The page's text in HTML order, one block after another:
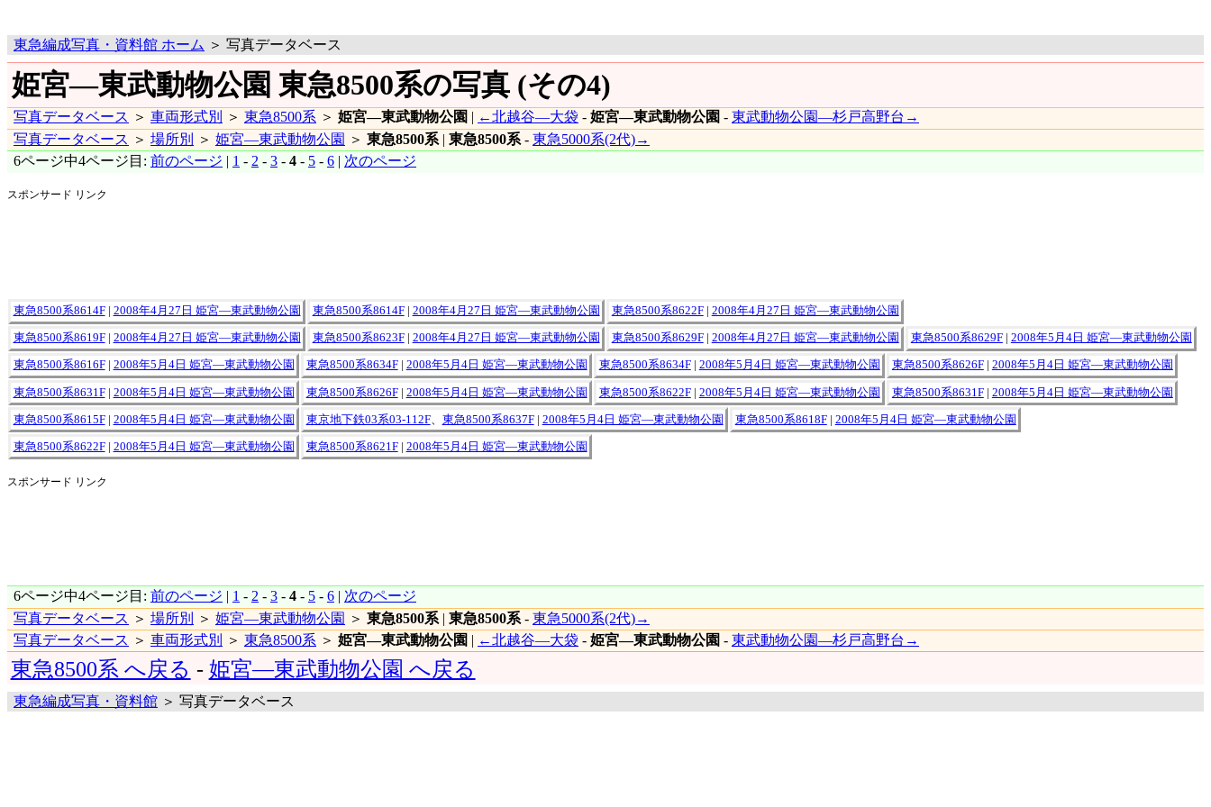
東急編成写真・資料館 ホーム ＞ 写真データベース
姫宮―東武動物公園 東急8500系の写真 (その4)
写真データベース ＞ 車両形式別 ＞ 東急8500系 ＞ 姫宮―東武動物公園 | ←北越谷―大袋 - 姫宮―東武動物公園 - 東武動物公園―杉戸高野台→
写真データベース ＞ 場所別 ＞ 姫宮―東武動物公園 ＞ 東急8500系 | 東急8500系 - 東急5000系(2代)→
6ページ中4ページ目: 前のページ | 1 - 2 - 3 - 4 - 5 - 6 | 次のページ
スポンサード リンク
東急8500系8614F| 2008年4月27日 姫宮―東武動物公園 東急8500系8614F| 2008年4月27日 姫宮―東武動物公園 東急8500系8622F| 2008年4月27日 姫宮―東武動物公園
東急8500系8619F| 2008年4月27日 姫宮―東武動物公園 東急8500系8623F| 2008年4月27日 姫宮―東武動物公園 東急8500系8629F| 2008年4月27日 姫宮―東武動物公園 東急8500系8629F| 2008年5月4日 姫宮―東武動物公園
東急8500系8616F| 2008年5月4日 姫宮―東武動物公園 東急8500系8634F| 2008年5月4日 姫宮―東武動物公園 東急8500系8634F| 2008年5月4日 姫宮―東武動物公園 東急8500系8626F| 2008年5月4日 姫宮―東武動物公園
東急8500系8631F| 2008年5月4日 姫宮―東武動物公園 東急8500系8626F| 2008年5月4日 姫宮―東武動物公園 東急8500系8622F| 2008年5月4日 姫宮―東武動物公園 東急8500系8631F| 2008年5月4日 姫宮―東武動物公園
東急8500系8615F| 2008年5月4日 姫宮―東武動物公園 東京地下鉄03系03-112F、 東急8500系8637F| 2008年5月4日 姫宮―東武動物公園 東急8500系8618F| 2008年5月4日 姫宮―東武動物公園
東急8500系8622F| 2008年5月4日 姫宮―東武動物公園 東急8500系8621F| 2008年5月4日 姫宮―東武動物公園
スポンサード リンク
6ページ中4ページ目: 前のページ | 1 - 2 - 3 - 4 - 5 - 6 | 次のページ
写真データベース ＞ 場所別 ＞ 姫宮―東武動物公園 ＞ 東急8500系 | 東急8500系 - 東急5000系(2代)→
写真データベース ＞ 車両形式別 ＞ 東急8500系 ＞ 姫宮―東武動物公園 | ←北越谷―大袋 - 姫宮―東武動物公園 - 東武動物公園―杉戸高野台→
東急8500系 へ戻る - 姫宮―東武動物公園 へ戻る
東急編成写真・資料館 ＞ 写真データベース